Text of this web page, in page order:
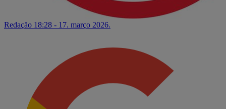
Redação 18:28 - 17. março 2026.